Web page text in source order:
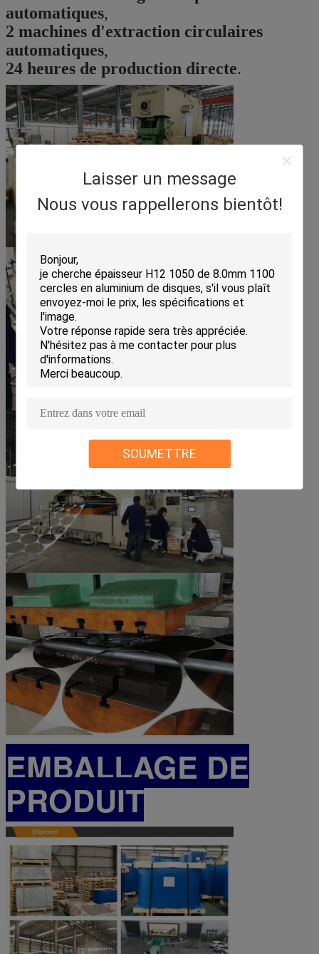
Laisser un message
Nous vous rappellerons bientôt!
SOUMETTRE
automatiques,
2 machines d'extraction circulaires
automatiques,
24 heures de production directe.
EMBALLAGE DE
PRODUIT